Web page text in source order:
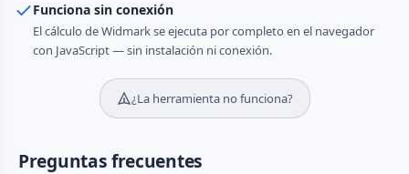
Funciona sin conexión
El cálculo de Widmark se ejecuta por completo en el navegador
con JavaScript — sin instalación ni conexión.
¿La herramienta no funciona?
Preguntas frecuentes